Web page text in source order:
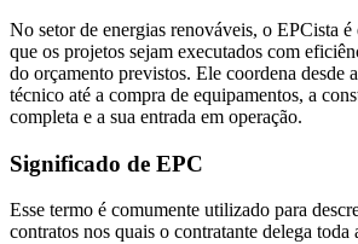
No setor de energias renováveis, o EPCista é
que os projetos sejam executados com
do orçamento previstos. Ele coordena desde
técnico até a compra de equipamentos, a
completa e a sua entrada em operação.
Significado de EPC
Esse termo é comumente utilizado para
contratos nos quais o contratante delega toda